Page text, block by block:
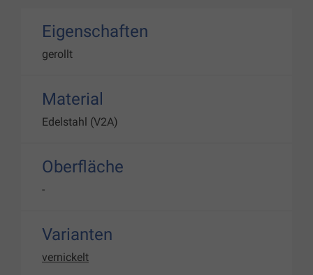
Eigenschaften
gerollt
Material
Edelstahl (V2A)
Oberfläche
-
Varianten
vernickelt